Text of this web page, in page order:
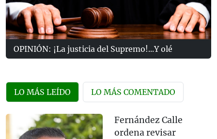
OPINIÓN: ¡La justicia del Supremo!...Y olé
LO MÁS LEÍDO LO MÁS COMENTADO
Fernández Calle
ordena revisar